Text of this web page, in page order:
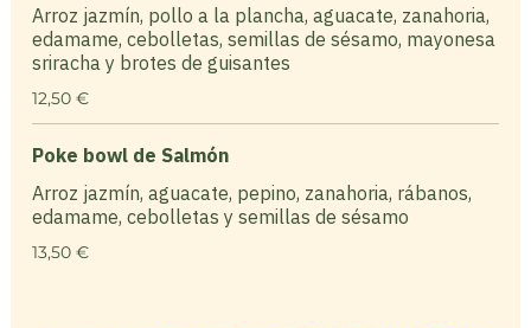
Arroz jazmín, pollo a la plancha, aguacate, zanahoria,
edamame, cebolletas, semillas de sésamo, mayonesa
sriracha y brotes de guisantes
12,50 €
Poke bowl de Salmón
Arroz jazmín, aguacate, pepino, zanahoria, rábanos,
edamame, cebolletas y semillas de sésamo
13,50 €